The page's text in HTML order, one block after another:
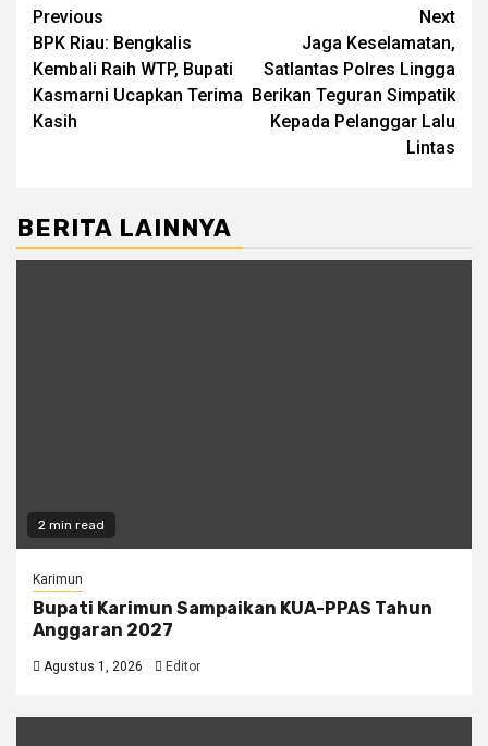
Post
navigation
Previous
BPK Riau: Bengkalis
Kembali Raih WTP, Bupati
Kasmarni Ucapkan Terima
Kasih
Next
Jaga Keselamatan,
Satlantas Polres Lingga
Berikan Teguran Simpatik
Kepada Pelanggar Lalu
Lintas
BERITA LAINNYA
2 min read
Karimun
Bupati Karimun Sampaikan KUA-PPAS Tahun
Anggaran 2027
Agustus 1, 2026 Editor